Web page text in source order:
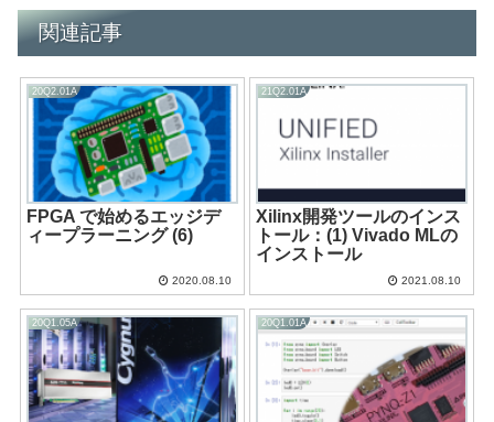
関連記事
20Q2.01A
FPGA で始めるエッジデ
ィープラーニング (6)
2020.08.10
21Q2.01A
Xilinx開発ツールのインス
トール：(1) Vivado MLの
インストール
2021.08.10
20Q1.05A 20Q1.01A